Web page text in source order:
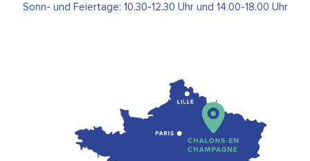
Sonn- und Feiertage: 10.30-12.30 Uhr und 14.00-18.00 Uhr